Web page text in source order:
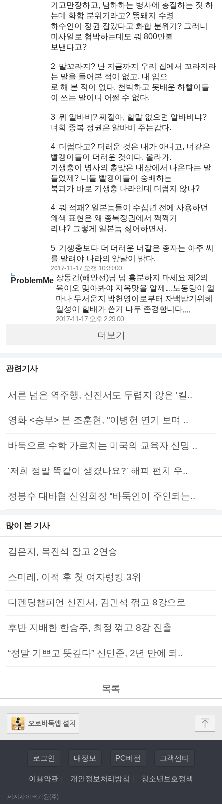
기고만장하고, 남하하는 병사에 총질하는 짓 하
는데 화합 분위기라고? 똥돼지 수령
하수인이 정권 잡았다고 화합 분위기? 그러니
미사일로 협박하는데도 뭐 800만불
보낸다고?
2. 말꼬라지? 난 지금까지 우리 집에서 꼬라지라
는 말을 들어본 적이 없고, 내 입으
로 해 본 적이 없다. 천박하고 못배운 하빨이들
이 쓰는 말이니 어쩔 수 없다.
3. 뭐 알바비? 찌질아, 할말 없으면 알바비냐?
너희 종복 정권은 알바비 주는갑다.
4. 더럽다고? 더러운 것은 내가 아니고, 너같은
빨갱이들이 더러운 것이다. 올라가.
기생충이 병사의 총맞은 내장에서 나온다는 말
들었제? 니들 빨갱이들이 숭배하는
북괴가 바로 기생충 나라인데 더럽지 않나?
4. 뭐 적패? 일본늠들이 수십년 전에 사용하던
왜색 표현은 왜 종복정권에서 깩깩거
리냐? 그렇게 일본늠 싫어하면서.
5. 기생충보다 더 더러운 너같은 종자는 아주 씨
를 말려야 나라의 앞날이 밝다.
2017-11-17 오전 10:39:00
ProblemMe 장동건(해안선)님 넘 흥분하지 마세요 제2의
육이오 맞아봐야 지옥맛을 알제....노동당이 얼
마나 무서운지 박헌영이로부터 자백받기위헤
일성이 할배가 쓴거 나두 존경함니다,,,,
2017-11-17 오후 2:29:00
더보기
관련기사
서른 넘은 역주행, 신진서도 두렵지 않은 '킬..
영화 <승부> 본 조훈현, "이병헌 연기 보며 ..
바둑으로 수학 가르치는 미국의 교육자 신밍 ..
'저희 정말 똑같이 생겼나요?' 해피 펀치 우..
정봉수 대바협 신임회장 “바둑인이 주인되는..
많이 본 기사
김은지, 목진석 잡고 2연승
스미레, 이적 후 첫 여자랭킹 3위
디펜딩챔피언 신진서, 김민석 꺾고 8강으로
후반 지배한 한승주, 최정 꺾고 8강 진출
“정말 기쁘고 뜻깊다” 신민준, 2년 만에 되..
목록
로그인 내정보 PC버전 고객센터
이용약관 개인정보처리방침 청소년보호정책
세계사이버기원(주)